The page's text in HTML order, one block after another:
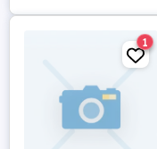
1